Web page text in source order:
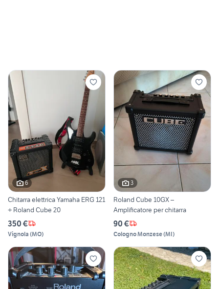
6
Chitarra elettrica Yamaha ERG 121
+ Roland Cube 20
350 €
Vignola (MO)
3
Roland Cube 10GX –
Amplificatore per chitarra
90 €
Cologno Monzese(MI)